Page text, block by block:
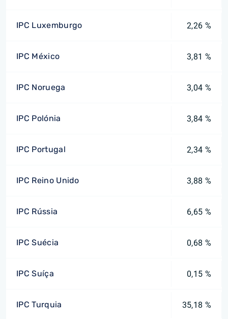
IPC Luxemburgo 2,26 %
IPC México 3,81 %
IPC Noruega 3,04 %
IPC Polónia 3,84 %
IPC Portugal 2,34 %
IPC Reino Unido 3,88 %
IPC Rússia 6,65 %
IPC Suécia 0,68 %
IPC Suíça 0,15 %
IPC Turquia 35,18 %